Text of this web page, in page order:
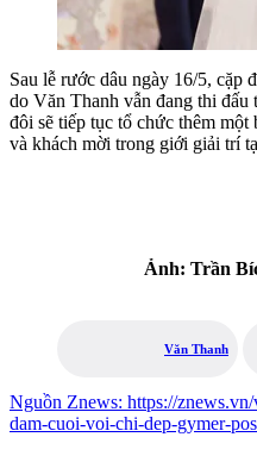
Sau lễ rước dâu ngày 16/5, cặp
do Văn Thanh vẫn đang thi đấu
đôi sẽ tiếp tục tổ chức thêm
và khách mời trong giới giải trí
Ảnh: Trần
Văn Thanh
Nguồn Znews: https://
dam-cuoi-voi-chi-dep-gymer-